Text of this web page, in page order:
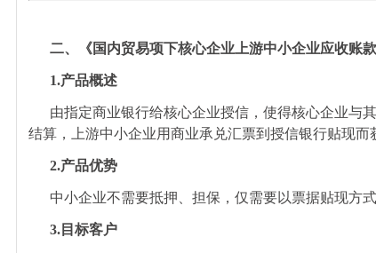
二、《国内贸易项下核心企业上游中小企业应收账
1.产品概述
由指定商业银行给核心企业授信，使得核心企业与
结算，上游中小企业用商业承兑汇票到授信银行贴现而
2.产品优势
中小企业不需要抵押、担保，仅需要以票据贴现方
3.目标客户